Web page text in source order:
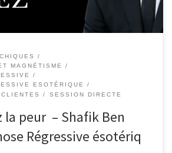
MAGNÉTISME
ESOTÉRIQUE
SESSION DIRECTE
la peur – Shafik Ben
Régressive ésotériq